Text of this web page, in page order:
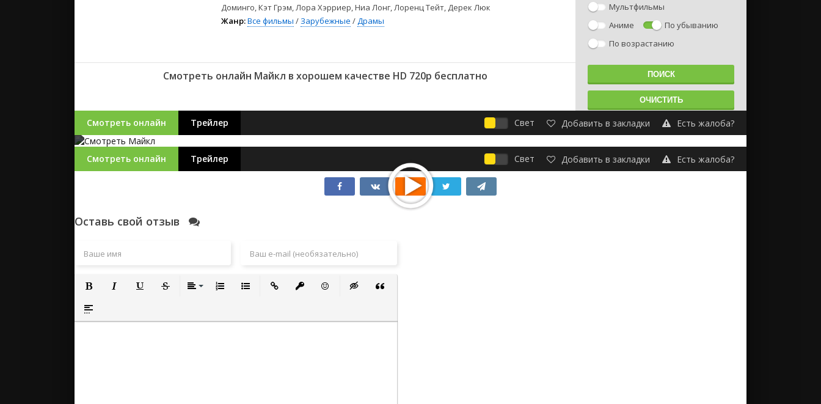
Фильмы из соцетей
Доминго, Кэт Грэм, Лора Хэрриер, Ниа Лонг, Лоренц Тейт, Дерек Люк
Жанр:Все фильмы / Зарубежные /Драмы
Смотреть онлайн Майкл в хорошем качестве HD 720p бесплатно
Мультфильмы
Аниме
По убыванию
По возрастанию
Смотреть онлайн Трейлер Свет Добавить в закладки Есть жалоба?
Смотреть онлайн Трейлер Свет Добавить в закладки Есть жалоба?
Оставь свой отзыв
Полужирный
Вставка спойлера